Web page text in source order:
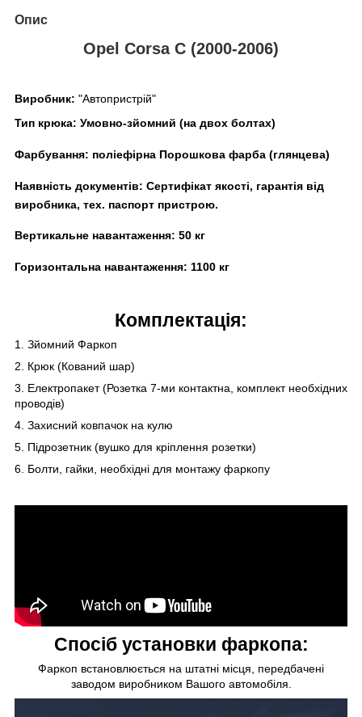
Опис
Opel Corsa С (2000-2006)
Виробник: "Автопристрій"
Тип крюка: Умовно-зйомний (на двох болтах)
Фарбування: поліефірна Порошкова фарба (глянцева)
Наявність документів: Сертифікат якості, гарантія від
виробника, тех. паспорт пристрою.
Вертикальне навантаження: 50 кг
Горизонтальна навантаження: 1100 кг
Комплектація:
1. Зйомний Фаркоп
2. Крюк (Кований шар)
3. Електропакет (Розетка 7-ми контактна, комплект необхідних
проводів)
4. Захисний ковпачок на кулю
5. Підрозетник (вушко для кріплення розетки)
6. Болти, гайки, необхідні для монтажу фаркопу
Спосіб установки фаркопа:
Фаркоп встановлюється на штатні місця, передбачені
заводом виробником Вашого автомобіля.